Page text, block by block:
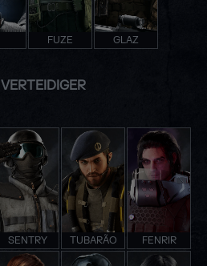
FUZE GLAZ
VERTEIDIGER
SENTRY TUBARÃO FENRIR